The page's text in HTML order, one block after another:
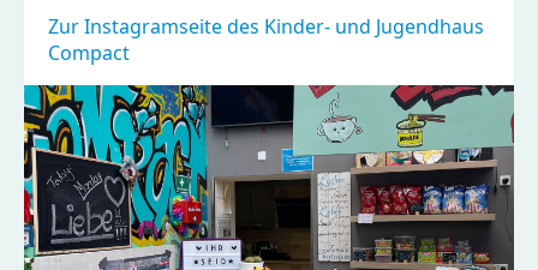
Zur Instagramseite des Kinder- und Jugendhaus
Compact